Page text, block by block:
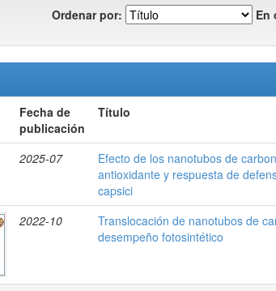
Ordenar por: En
Fecha de
publicación
Título
2025-07
Efecto de los nanotubos de
antioxidante y respuesta de
capsici
2022-10
Translocación de nanotubos de
desempeño fotosintético